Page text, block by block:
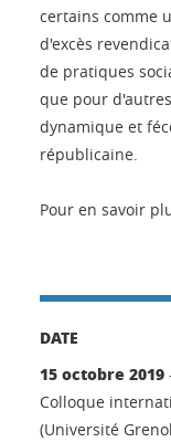
certains comme
d'excès
de pratiques
que pour
dynamique et
républicaine.
Pour en savoir
DATE
15 octobre 2019
Colloque
(Université